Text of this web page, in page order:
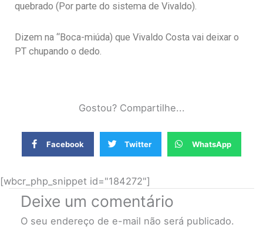
quebrado (Por parte do sistema de Vivaldo).
Dizem na “Boca-miúda) que Vivaldo Costa vai deixar o
PT chupando o dedo.
Gostou? Compartilhe...
Facebook Twitter WhatsApp
[wbcr_php_snippet id="184272"]
Deixe um comentário
O seu endereço de e-mail não será publicado.